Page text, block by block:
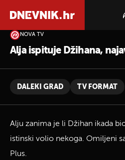
NOVA TV
Alja ispituje Džihana,
DALEKI GRAD TV FORMAT
Alju zanima je li Džihan ikada
istinski volio nekoga. Omiljeni
Plus.
PRETRAŽITE VIJESTI